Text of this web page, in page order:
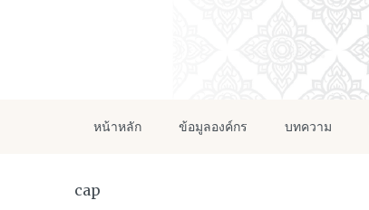
หน้าหลัก ข้อมูลองค์กร บทความ
cap